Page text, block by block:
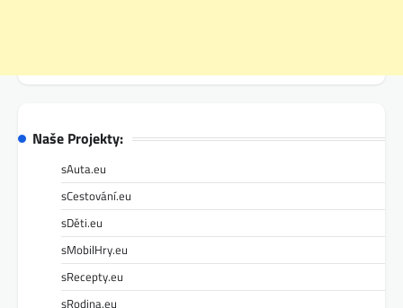
Naše Projekty:
sAuta.eu
sCestování.eu
sDěti.eu
sMobilHry.eu
sRecepty.eu
sRodina.eu